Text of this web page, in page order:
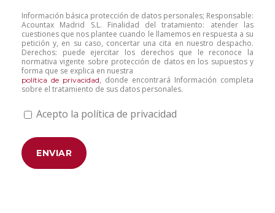
Información básica protección de datos personales; Responsable:
Acountax Madrid S.L. Finalidad del tratamiento: atender las
cuestiones que nos plantee cuando le llamemos en respuesta a su
petición y, en su caso, concertar una cita en nuestro despacho.
Derechos: puede ejercitar los derechos que le reconoce la
normativa vigente sobre protección de datos en los supuestos y
forma que se explica en nuestra
política de privacidad, donde encontrará Información completa
sobre el tratamiento de sus datos personales.
Acepto la política de privacidad